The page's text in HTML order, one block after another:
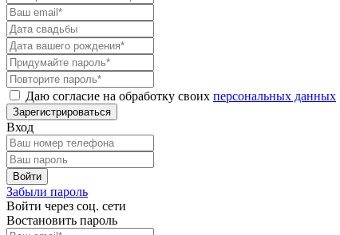
Даю согласие на обработку своих персональных данных
Вход
Забыли пароль
Войти через соц. сети
Востановить пароль